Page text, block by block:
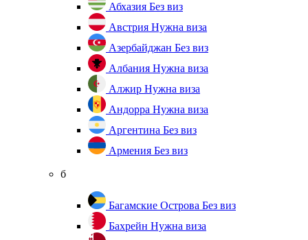
Абхазия Без виз
Австрия Нужна виза
Азербайджан Без виз
Албания Нужна виза
Алжир Нужна виза
Андорра Нужна виза
Аргентина Без виз
Армения Без виз
б
Багамские Острова Без виз
Бахрейн Нужна виза